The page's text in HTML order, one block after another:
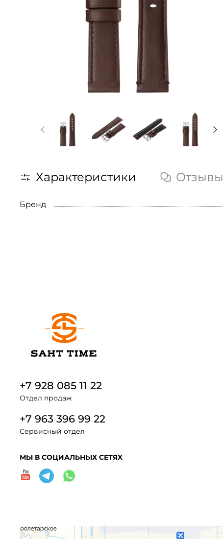
Характеристики Отзывы
Бренд
+7 928 085 11 22
Отдел продаж
+7 963 396 99 22
Сервисный отдел
МЫ В СОЦИАЛЬНЫХ СЕТЯХ